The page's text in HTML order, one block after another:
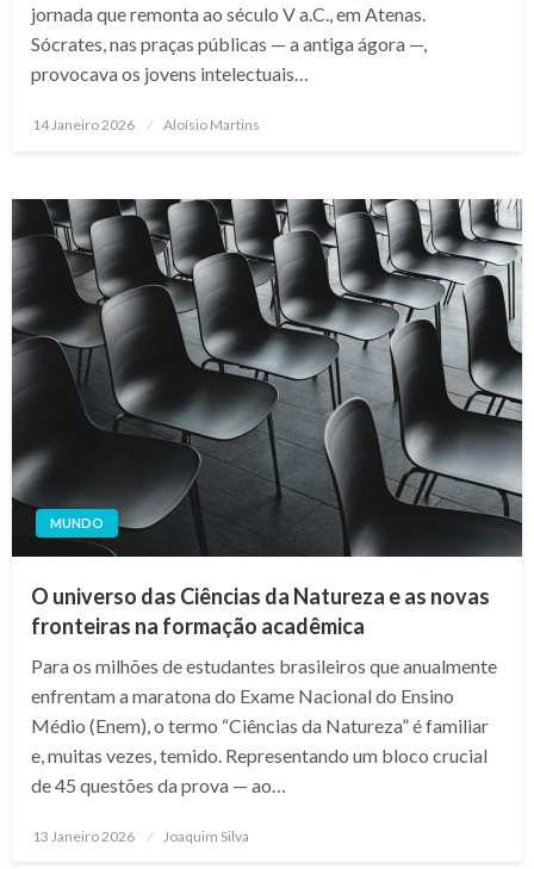
jornada que remonta ao século V a.C., em Atenas.
Sócrates, nas praças públicas — a antiga ágora —,
provocava os jovens intelectuais…
Posted
14 Janeiro 2026 Aloísio Martins
MUNDO
O universo das Ciências da Natureza e as novas
fronteiras na formação acadêmica
Para os milhões de estudantes brasileiros que anualmente
enfrentam a maratona do Exame Nacional do Ensino
Médio (Enem), o termo “Ciências da Natureza” é familiar
e, muitas vezes, temido. Representando um bloco crucial
de 45 questões da prova — ao…
Posted
13 Janeiro 2026 Joaquim Silva